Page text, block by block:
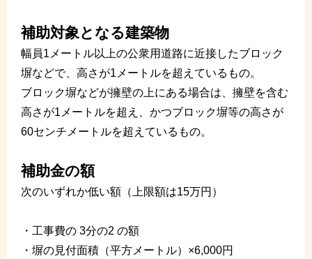
補助対象となる建築物
幅員1メートル以上の公衆用道路に近接したブロック
塀などで、高さが1メートルを超えているもの。
ブロック塀などが擁壁の上にある場合は、擁壁を含む
高さが1メートルを超え、かつブロック塀等の高さが
60センチメートルを超えているもの。
補助金の額
次のいずれか低い額（上限額は15万円）
・工事費の 3分の2 の額
・塀の見付面積（平方メートル）×6,000円